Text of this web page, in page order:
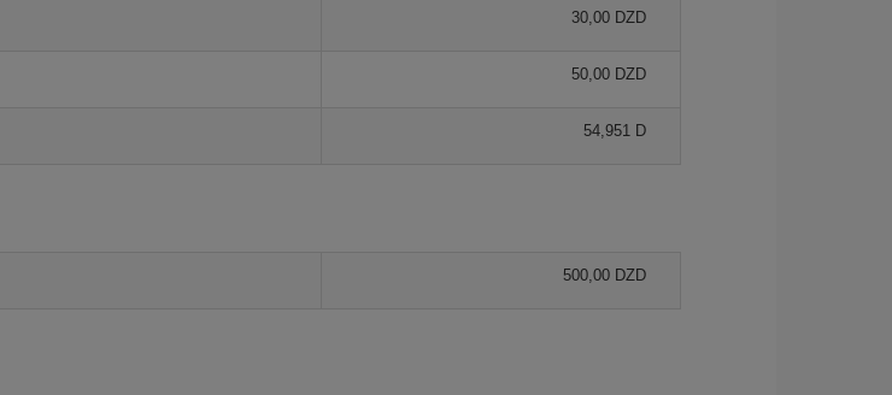
30,00 DZD
50,00 DZD
54,951 D
500,00 DZD